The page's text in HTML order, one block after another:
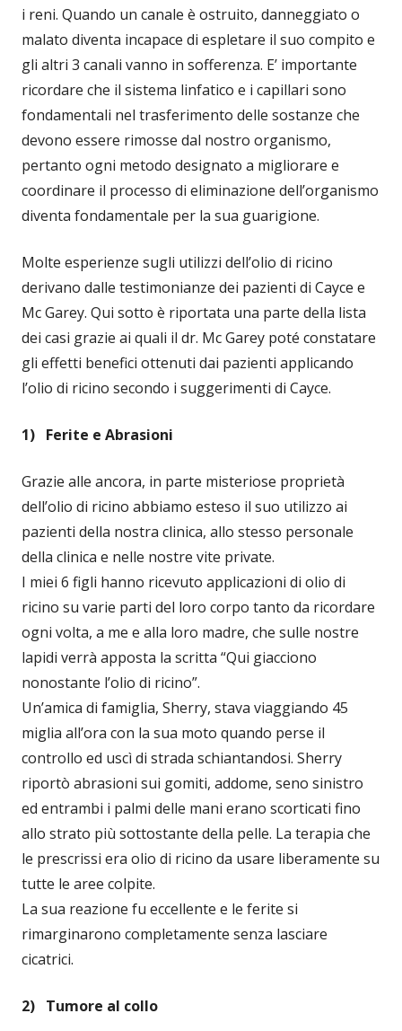
i reni. Quando un canale è ostruito, danneggiato o
malato diventa incapace di espletare il suo compito e
gli altri 3 canali vanno in sofferenza. E’ importante
ricordare che il sistema linfatico e i capillari sono
fondamentali nel trasferimento delle sostanze che
devono essere rimosse dal nostro organismo,
pertanto ogni metodo designato a migliorare e
coordinare il processo di eliminazione dell’organismo
diventa fondamentale per la sua guarigione.
Molte esperienze sugli utilizzi dell’olio di ricino
derivano dalle testimonianze dei pazienti di Cayce e
Mc Garey. Qui sotto è riportata una parte della lista
dei casi grazie ai quali il dr. Mc Garey poté constatare
gli effetti benefici ottenuti dai pazienti applicando
l’olio di ricino secondo i suggerimenti di Cayce.
1) Ferite e Abrasioni
Grazie alle ancora, in parte misteriose proprietà
dell’olio di ricino abbiamo esteso il suo utilizzo ai
pazienti della nostra clinica, allo stesso personale
della clinica e nelle nostre vite private.
I miei 6 figli hanno ricevuto applicazioni di olio di
ricino su varie parti del loro corpo tanto da ricordare
ogni volta, a me e alla loro madre, che sulle nostre
lapidi verrà apposta la scritta “Qui giacciono
nonostante l’olio di ricino”.
Un’amica di famiglia, Sherry, stava viaggiando 45
miglia all’ora con la sua moto quando perse il
controllo ed uscì di strada schiantandosi. Sherry
riportò abrasioni sui gomiti, addome, seno sinistro
ed entrambi i palmi delle mani erano scorticati fino
allo strato più sottostante della pelle. La terapia che
le prescrissi era olio di ricino da usare liberamente su
tutte le aree colpite.
La sua reazione fu eccellente e le ferite si
rimarginarono completamente senza lasciare
cicatrici.
2) Tumore al collo